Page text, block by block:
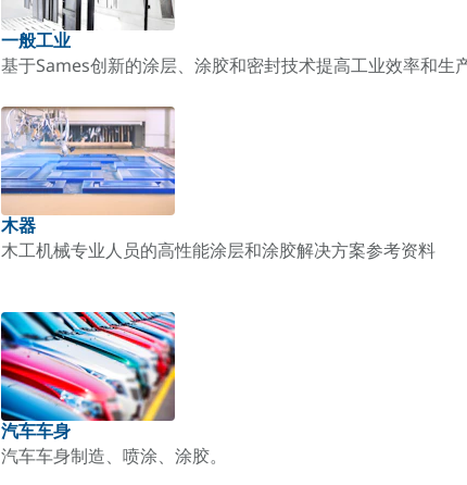
一般工业
基于Sames创新的涂层、涂胶和密封技术提高工业效率和生
木器
木工机械专业人员的高性能涂层和涂胶解决方案参考资料
汽车车身
汽车车身制造、喷涂、涂胶。